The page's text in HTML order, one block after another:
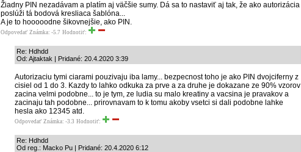
Žiadny PIN nezadávam a platím aj väčšie sumy. Dá sa to nastaviť aj tak, že ako autorizácia
poslúži tá bodová kresliaca šablóna...
A je to hooooodne šikovnejšie, ako PIN.
Odpovedať Známka: -5.7 Hodnotiť:
Re: Hdhdd
Od: Ajtaktak | Pridané: 20.4.2020 3:39
Autorizaciu tymi ciarami pouzivaju iba lamy... bezpecnost toho je ako PIN dvojciferny z
cisiel od 1 do 3. Kazdy to lahko odkuka za prve a za druhe je dokazane ze 90% vzorov
zacina velmi podobne... to je tym, ze ludia su malo kreatiny a vacsina je pravakov a
zacinaju tah podobne... prirovnavam to k tomu akoby vsetci si dali podobne lahke
hesla ako 12345 atd.
Odpovedať Známka: -3.3 Hodnotiť:
Re: Hdhdd
Od reg.: Macko Pu | Pridané: 20.4.2020 6:12